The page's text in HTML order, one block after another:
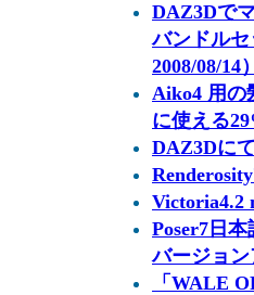
DAZ3Dで
バンドル
2008/08/14）
Aiko4 用の
に使える
DAZ3Dに
Victoria4.2
Poser7日
バージョン
「WALE